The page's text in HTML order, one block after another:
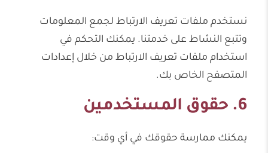
نستخدم ملفات تعريف الارتباط لجمع المعلومات
وتتبع النشاط على خدمتنا. يمكنك التحكم في
استخدام ملفات تعريف الارتباط من خلال إعدادات
المتصفح الخاص بك.
6. حقوق المستخدمين
يمكنك ممارسة حقوقك في أي وقت: